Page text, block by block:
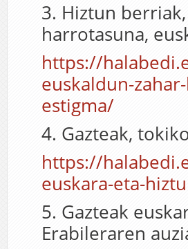
3. Hiztun
harrotasuna,
https://
euskaldun-
estigma/
4. Gazteak,
https://
euskara-eta-
5. Gazteak
Erabileraren